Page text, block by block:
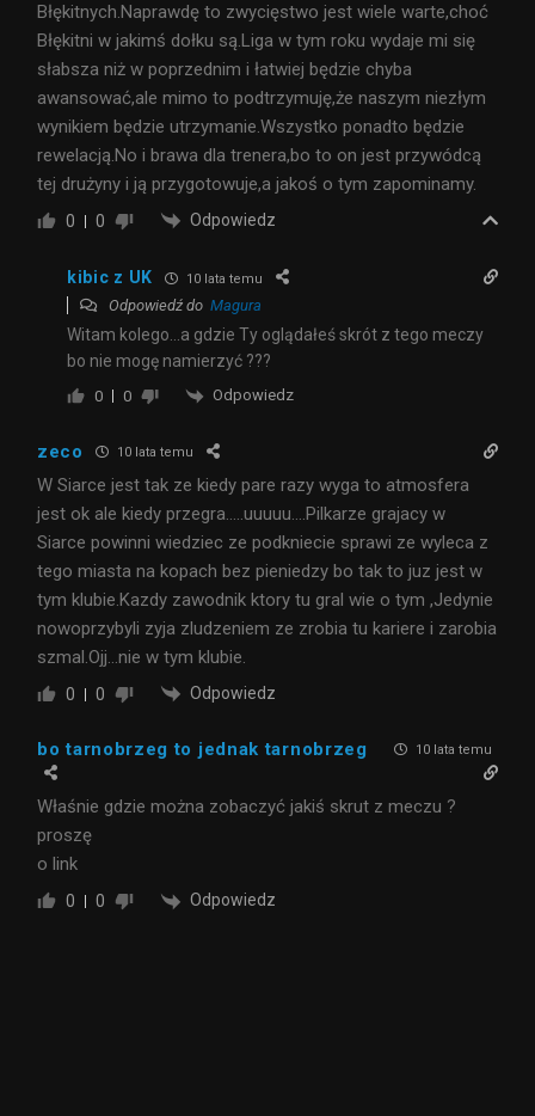
Błękitnych.Naprawdę to zwycięstwo jest wiele warte,choć
Błękitni w jakimś dołku są.Liga w tym roku wydaje mi się
słabsza niż w poprzednim i łatwiej będzie chyba
awansować,ale mimo to podtrzymuję,że naszym niezłym
wynikiem będzie utrzymanie.Wszystko ponadto będzie
rewelacją.No i brawa dla trenera,bo to on jest przywódcą
tej drużyny i ją przygotowuje,a jakoś o tym zapominamy.
0 0 Odpowiedz
kibic z UK 10 lata temu
Odpowiedź do Magura
Witam kolego…a gdzie Ty oglądałeś skrót z tego meczy
bo nie mogę namierzyć ???
0 0 Odpowiedz
zeco 10 lata temu
W Siarce jest tak ze kiedy pare razy wyga to atmosfera
jest ok ale kiedy przegra…..uuuuu….Pilkarze grajacy w
Siarce powinni wiedziec ze podkniecie sprawi ze wyleca z
tego miasta na kopach bez pieniedzy bo tak to juz jest w
tym klubie.Kazdy zawodnik ktory tu gral wie o tym ,Jedynie
nowoprzybyli zyja zludzeniem ze zrobia tu kariere i zarobia
szmal.Ojj…nie w tym klubie.
0 0 Odpowiedz
bo tarnobrzeg to jednak tarnobrzeg 10 lata temu
Właśnie gdzie można zobaczyć jakiś skrut z meczu ?
proszę
o link
0 0 Odpowiedz